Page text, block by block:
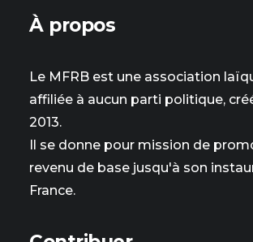
À propos
Le MFRB est une association
affiliée à aucun parti politique,
2013.
Il se donne pour mission de
revenu de base jusqu'à son
France.